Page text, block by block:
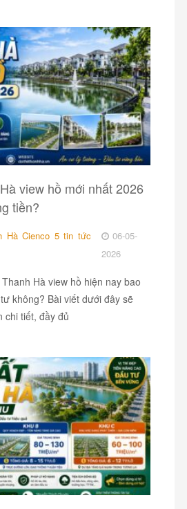
view hồ mới nhất 2026
tiền?
Hà Cienco 5 tin tức
06-05-
2026
Hà view hồ hiện nay bao
không? Bài viết dưới đây sẽ
chi tiết, đầy đủ